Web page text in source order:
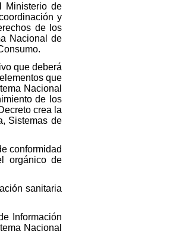
Ministerio de
y
de los
Nacional de
que deberá
que
Nacional
de los
crea la
Sistemas de
conformidad
orgánico de
sanitaria
Información
Nacional